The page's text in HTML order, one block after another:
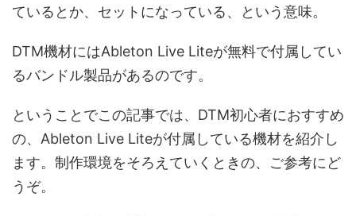
ているとか、セットになっている、という意味。
DTM機材にはAbleton Live Liteが無料で付属してい
るバンドル製品があるのです。
ということでこの記事では、DTM初心者におすすめ
の、Ableton Live Liteが付属している機材を紹介し
ます。制作環境をそろえていくときの、ご参考にど
うぞ。